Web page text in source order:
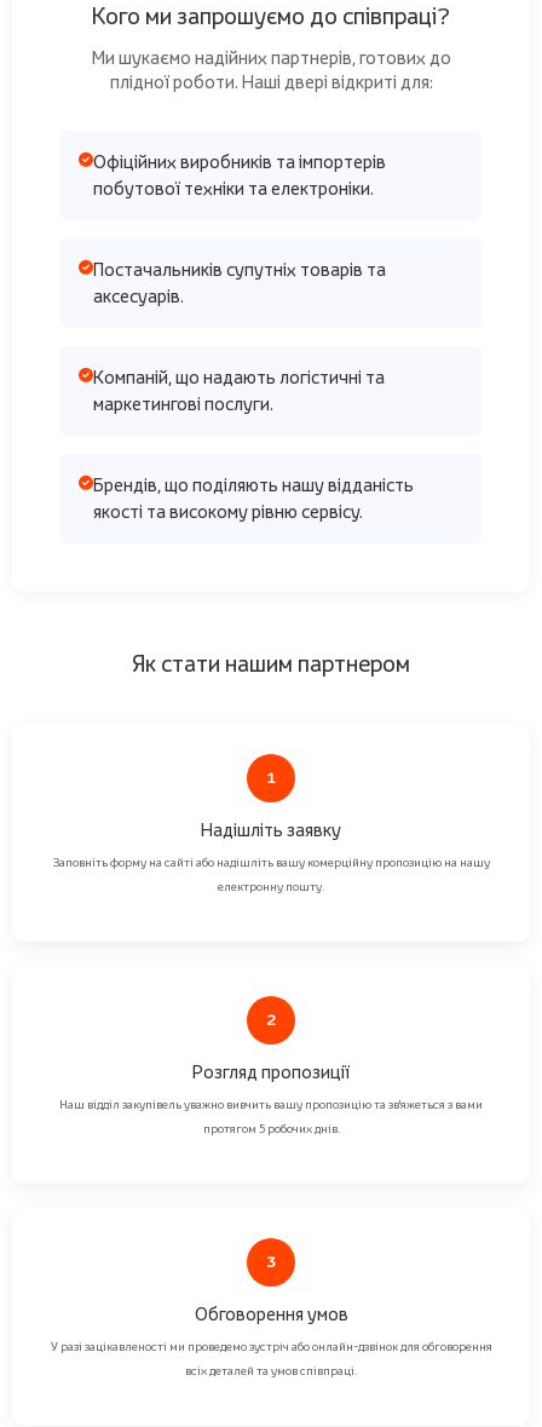
Кого ми запрошуємо до співпраці?
Ми шукаємо надійних партнерів, готових до
плідної роботи. Наші двері відкриті для:
Офіційних виробників та імпортерів
побутової техніки та електроніки.
Постачальників супутніх товарів та
аксесуарів.
Компаній, що надають логістичні та
маркетингові послуги.
Брендів, що поділяють нашу відданість
якості та високому рівню сервісу.
Як стати нашим партнером
1
Надішліть заявку
Заповніть форму на сайті або надішліть вашу комерційну пропозицію на нашу
електронну пошту.
2
Розгляд пропозиції
Наш відділ закупівель уважно вивчить вашу пропозицію та зв'яжеться з вами
протягом 5 робочих днів.
3
Обговорення умов
У разі зацікавленості ми проведемо зустріч або онлайн-дзвінок для обговорення
всіх деталей та умов співпраці.